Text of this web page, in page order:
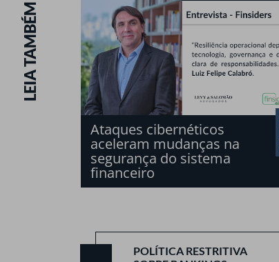
LEIA TAMBÉM
Ataques cibernéticos
aceleram mudanças na
segurança do sistema
financeiro
POLÍTICA RESTRITIVA